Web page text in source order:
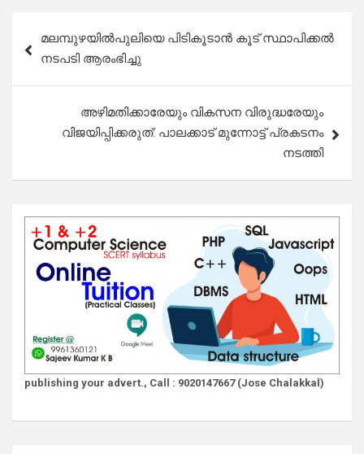
navigation
മലമ്പുഴയിൽപുലിയെ പിടികൂടാൻ കൂട് സ്ഥാപിക്കൽ
നടപടി ആരംഭിച്ചു
അഴിമതിക്കാരേയും വികസന വിരുദ്ധരേയും
വിജയിപ്പിക്കരുത്: പാലക്കാട് മുന്നോട്ട് പ്രകടനം
നടത്തി
publishing your advert., Call : 9020147667 (Jose Chalakkal)